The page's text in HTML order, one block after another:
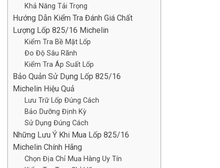
Khả Năng Tải Trọng
Hướng Dẫn Kiểm Tra Đánh Giá Chất
Lượng Lốp 825/16 Michelin
Kiểm Tra Bề Mặt Lốp
Đo Độ Sâu Rãnh
Kiểm Tra Áp Suất Lốp
Bảo Quản Sử Dụng Lốp 825/16
Michelin Hiệu Quả
Lưu Trữ Lốp Đúng Cách
Bảo Dưỡng Định Kỳ
Sử Dụng Đúng Cách
Những Lưu Ý Khi Mua Lốp 825/16
Michelin Chính Hãng
Chọn Địa Chỉ Mua Hàng Uy Tín